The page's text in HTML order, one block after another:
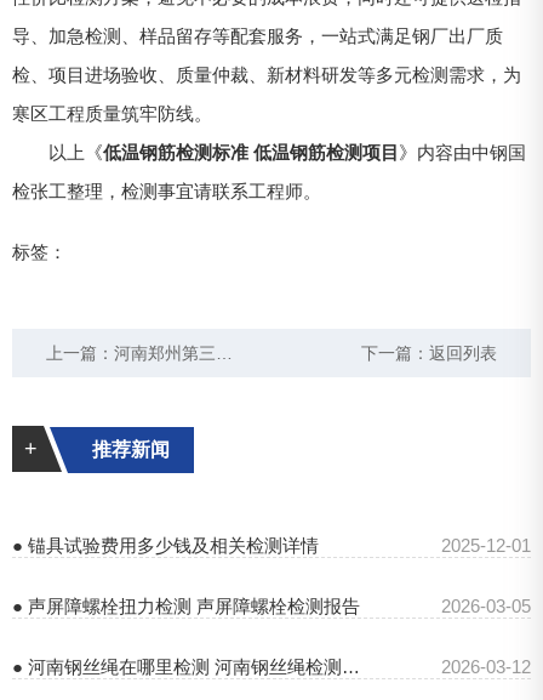
导、加急检测、样品留存等配套服务，一站式满足钢厂出厂质
检、项目进场验收、质量仲裁、新材料研发等多元检测需求，为
寒区工程质量筑牢防线。
以上《低温钢筋检测标准 低温钢筋检测项目 》内容由中钢国
检张工整理，检测事宜请联系工程师。
标签：
上一篇：河南郑州第三方风电混塔锚具载荷传递检测 本地化技术团队 下一篇： 返回列表
+ 推荐新闻
● 锚具试验费用多少钱及相关检测详情 2025-12-01
● 声屏障螺栓扭力检测 声屏障螺栓检测报告 2026-03-05
● 河南钢丝绳在哪里检测 河南钢丝绳检测机构 2026-03-12